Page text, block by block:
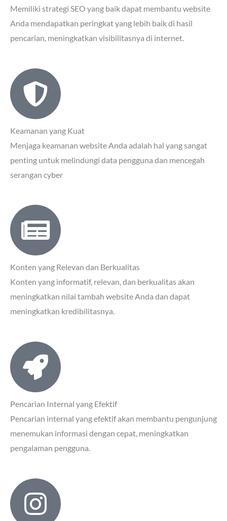
Memiliki strategi SEO yang baik dapat membantu website
Anda mendapatkan peringkat yang lebih baik di hasil
pencarian, meningkatkan visibilitasnya di internet.
Keamanan yang Kuat
Menjaga keamanan website Anda adalah hal yang sangat
penting untuk melindungi data pengguna dan mencegah
serangan cyber
Konten yang Relevan dan Berkualitas
Konten yang informatif, relevan, dan berkualitas akan
meningkatkan nilai tambah website Anda dan dapat
meningkatkan kredibilitasnya.
Pencarian Internal yang Efektif
Pencarian internal yang efektif akan membantu pengunjung
menemukan informasi dengan cepat, meningkatkan
pengalaman pengguna.